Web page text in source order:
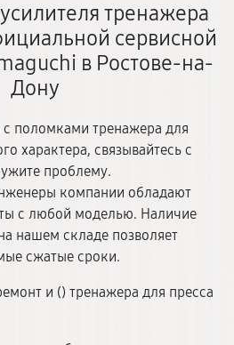
тренажера
сервисной
в Ростове-на-
Дону
поломками тренажера для
характера, связывайтесь с
проблему.
компании обладают
с любой моделью. Наличие
нашем складе позволяет
сжатые сроки.
и () тренажера для пресса